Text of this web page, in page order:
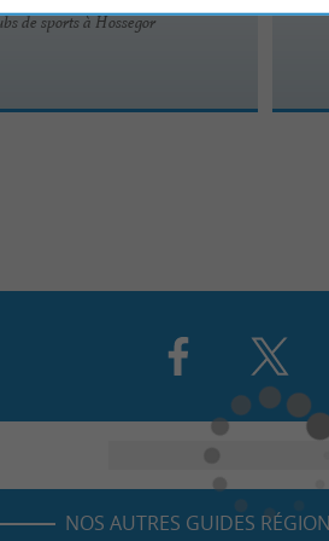
de sports à Hossegor
NOS AUTRES GUIDES